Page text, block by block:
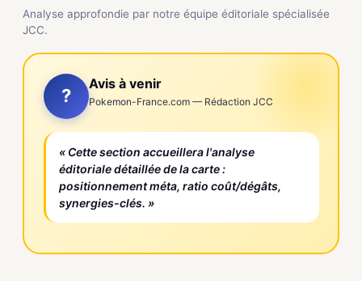
Analyse approfondie par notre équipe éditoriale spécialisée
JCC.
?
Avis à venir
Pokemon-France.com — Rédaction JCC
« Cette section accueillera l'analyse
éditoriale détaillée de la carte :
positionnement méta, ratio coût/dégâts,
synergies-clés. »